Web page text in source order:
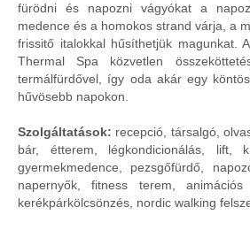
fürödni és napozni vágyókat a
medence és a homokos strand várja, a
frissitő italokkal hűsíthetjük magunkat.
Thermal Spa közvetlen
termálfürdővel, így oda akár egy
hűvösebb napokon.
Szolgáltatások: recepció, társalgó,
bár, étterem, légkondicionálás, lift,
gyermekmedence, pezsgőfürdő,
napernyők, fitness terem, animációs
kerékpárkölcsönzés, nordic walking